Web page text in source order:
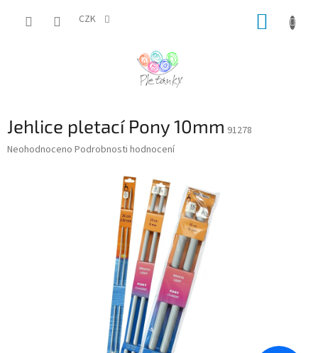
CZK
Jehlice pletací Pony 10mm 91278
Průměrné
Neohodnoceno Podrobnosti hodnocení